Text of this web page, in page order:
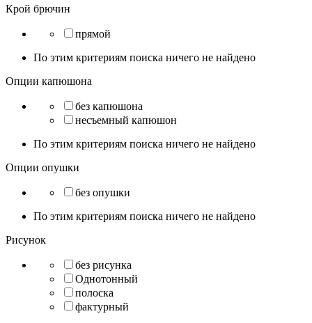
Крой брючин
прямой
По этим критериям поиска ничего не найдено
Опции капюшона
без капюшона
несъемный капюшон
По этим критериям поиска ничего не найдено
Опции опушки
без опушки
По этим критериям поиска ничего не найдено
Рисунок
без рисунка
Однотонный
полоска
фактурный